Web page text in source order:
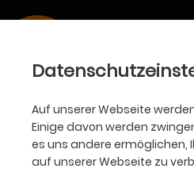
Auf unserer Webseite
Einige davon werden
es uns andere ermöglichen,
auf unserer Webseite zu
Trailer: